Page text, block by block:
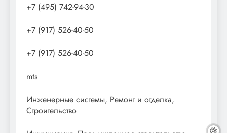
+7 (495) 742-94-30
+7 (917) 526-40-50
+7 (917) 526-40-50
mts
Инженерные системы, Ремонт и отделка,
Строительство